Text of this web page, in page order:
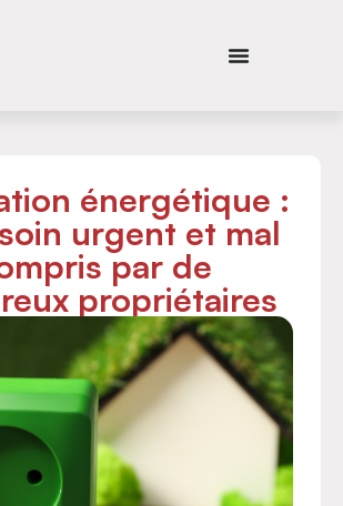
énergétique :
urgent et mal
par de
propriétaires